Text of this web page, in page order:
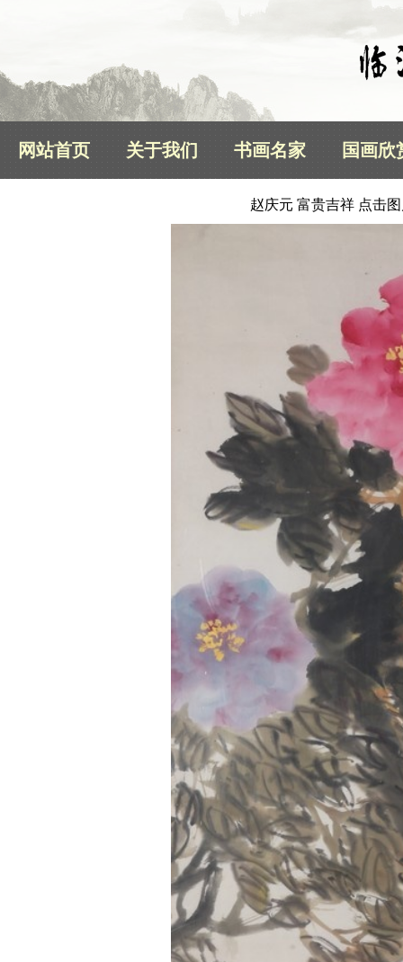
网站首页 关于我们 书画名家 国画欣
赵庆元 富贵吉祥 点击